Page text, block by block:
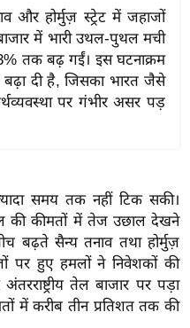
और होर्मुज़ स्ट्रेट में जहाजों
में भारी उथल-पुथल मची
तक बढ़ गईं। इस घटनाक्रम
दी है, जिसका भारत जैसे
पर गंभीर असर पड़
समय तक नहीं टिक सकी।
की कीमतों में तेज उछाल देखने
बढ़ते सैन्य तनाव तथा होर्मुज़
पर हुए हमलों ने निवेशकों की
तेल बाजार पर पड़ा
में करीब तीन प्रतिशत तक की